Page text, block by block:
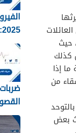
حيث
كذلك
إذا
من
بعض
وطرق
طرح